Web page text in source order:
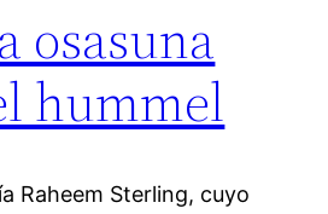
osasuna
hummel
Raheem Sterling, cuyo